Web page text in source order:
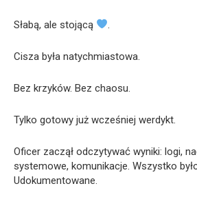
Słabą, ale stojącą .
Cisza była natychmiastowa.
Bez krzyków. Bez chaosu.
Tylko gotowy już wcześniej werdykt.
Oficer zaczął odczytywać wyniki: logi,
systemowe, komunikacje. Wszystko
Udokumentowane.